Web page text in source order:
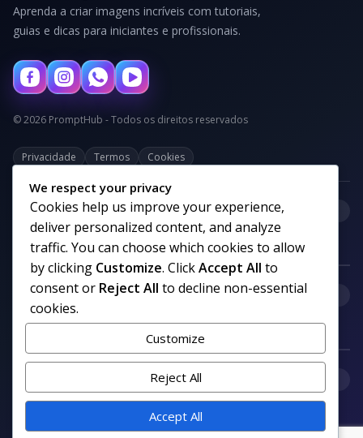
Aprenda a criar imagens incríveis com tutoriais,
guias e dicas para iniciantes e profissionais.
© 2026 PromptHub - Todos os direitos reservados
Privacidade Termos Cookies
Categorias
Links uteis
We respect your privacy
Cookies help us improve your experience,
deliver personalized content, and analyze
traffic. You can choose which cookies to allow
by clicking Customize. ClickAccept All to
consent or Reject All to decline non-essential
cookies.
Customize
Reject All
Accept All